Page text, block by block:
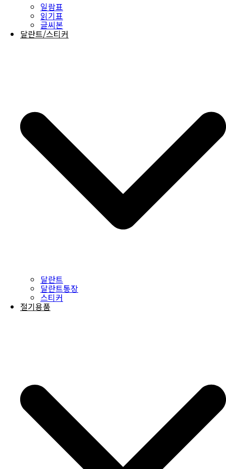
일람표
읽기표
글씨본
달란트/스티커
달란트
달란트통장
스티커
절기용품